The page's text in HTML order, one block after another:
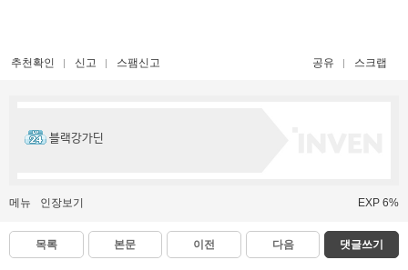
추천확인 신고 스팸신고 공유 스크랩
블랙강가딘
메뉴 인장보기 EXP 6%
목록 본문 이전 다음 댓글쓰기